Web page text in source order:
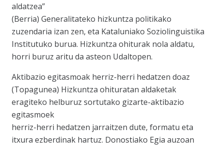
aldatzea”
(Berria) Generalitateko hizkuntza politikako
zuzendaria izan zen, eta Kataluniako Soziolinguistika
Institutuko burua. Hizkuntza ohiturak nola aldatu,
horri buruz aritu da asteon Udaltopen.
Aktibazio egitasmoak herriz-herri hedatzen doaz
(Topagunea) Hizkuntza ohituratan aldaketak
eragiteko helburuz sortutako gizarte-aktibazio
egitasmoek
herriz-herri hedatzen jarraitzen dute, formatu eta
itxura ezberdinak hartuz. Donostiako Egia auzoan